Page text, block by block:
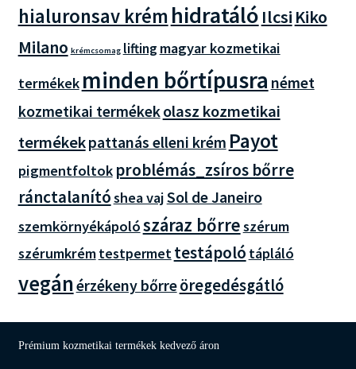
hialuronsav krémhidratáló Ilcsi Kiko
Milano krémcsomag lifting magyar kozmetikai
termékek minden bőrtípusra német
kozmetikai termékekolasz kozmetikai
termékekpattanás elleni krém Payot
pigmentfoltok problémás_zsíros bőrre
ránctalanítóshea vajSol de Janeiro
szemkörnyékápolószáraz bőrreszérum
szérumkrémtestpermettestápoló tápláló
vegánérzékeny bőrreöregedésgátló
Prémium kozmetikai termékek kedvező áron